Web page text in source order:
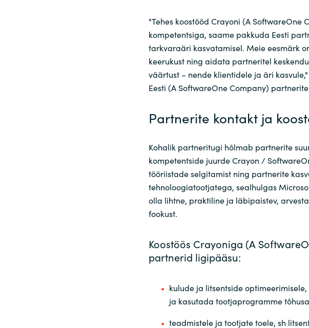
"Tehes koostööd Crayoni (A SoftwareOne
kompetentsiga, saame pakkuda Eesti
tarkvaraäri kasvatamisel. Meie eesmärk
keerukust ning aidata partneritel
väärtust – nende klientidele ja äri
Eesti (A SoftwareOne Company)
Partnerite kontakt ja
Kohalik partneritugi hõlmab partnerite
kompetentside juurde Crayon /
tööriistade selgitamist ning partnerite
tehnoloogiatootjatega, sealhulgas
olla lihtne, praktiline ja läbipaistev,
fookust.
Koostöös Crayoniga (A
partnerid ligipääsu:
kulude ja litsentside
ja kasutada tootjaprogramme
teadmistele ja tootjate toele, sh